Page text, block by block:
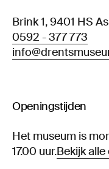
Brink 1, 9401 HS
0592 - 377 773
Openingstijden
Het museum is
17.00 uur.Bekijk